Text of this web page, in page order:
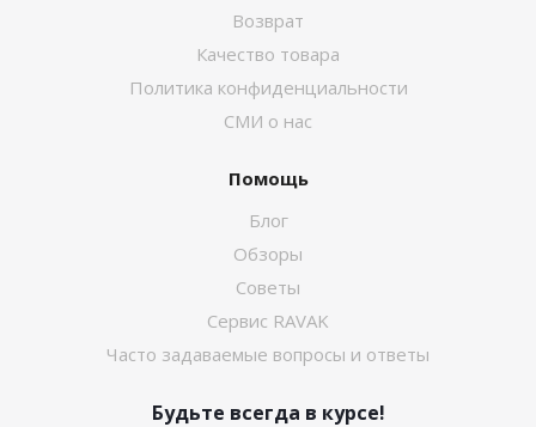
Возврат
Качество товара
Политика конфиденциальности
СМИ о нас
Помощь
Блог
Обзоры
Советы
Сервис RAVAK
Часто задаваемые вопросы и ответы
Будьте всегда в курсе!